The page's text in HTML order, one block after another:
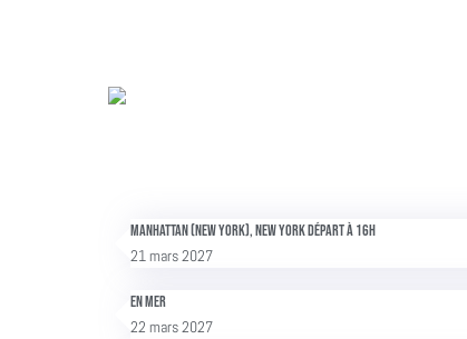
Manhattan (New York), New York départ à 16h
21 mars 2027
En mer
22 mars 2027